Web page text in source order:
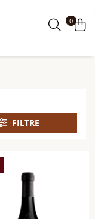
0
FILTRE